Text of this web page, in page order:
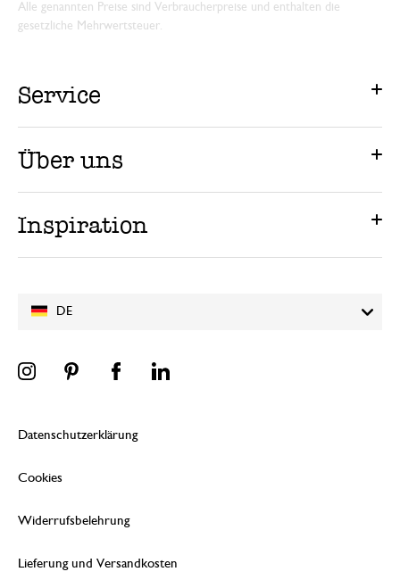
DE
Alle genannten Preise sind Verbraucherpreise und enthalten die
gesetzliche Mehrwertsteuer.
Service
Über uns
Inspiration
Datenschutzerklärung
Cookies
Widerrufsbelehrung
Lieferung und Versandkosten